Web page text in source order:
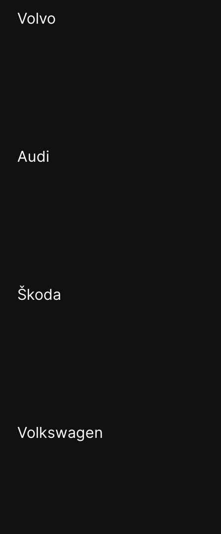
Volvo
Audi
Škoda
Volkswagen